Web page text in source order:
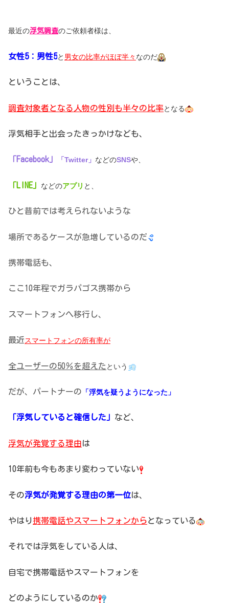
最近の浮気調査のご依頼者様は、
女性5：男性5と 男女の比率がほぼ半々 なのだ
ということは、
調査対象者となる人物の性別も半々の比率となる
浮気相手と出会ったきっかけなども、
「Facebook」 「Twitter」 などのSNSや、
「LINE」 などのアプリ と、
ひと昔前では考えられないような
場所であるケースが急増しているのだ
携帯電話も、
ここ10年程でガラパゴス携帯から
スマートフォンへ移行し、
最近スマートフォンの所有率が
全ユーザーの50％を超えた という
だが、パートナーの 「浮気を疑うようになった」
「浮気していると確信した」 など、
浮気が発覚する理由は
10年前も今もあまり変わっていない
その浮気が発覚する理由の第一位は、
やはり携帯電話やスマートフォンからとなっている
それでは浮気をしている人は、
自宅で携帯電話やスマートフォンを
どのようにしているのか